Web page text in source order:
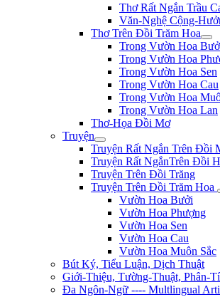
Thơ Rất Ngắn Trầu
Văn-Nghệ Cộng-
Thơ Trên Đồi Trăm Hoa
Trong Vườn Hoa
Trong Vườn Hoa
Trong Vườn Hoa Sen
Trong Vườn Hoa Cau
Trong Vườn Hoa
Trong Vườn Hoa Lan
Thơ-Họa Đồi Mơ
Truyện
Truyện Rất Ngắn Trên Đồi
Truyện Rất NgắnTrên Đồi
Truyện Trên Đồi Trăng
Truyện Trên Đồi Trăm Hoa
Vườn Hoa Bưởi
Vườn Hoa Phượng
Vườn Hoa Sen
Vườn Hoa Cau
Vườn Hoa Muôn Sắc
Bút Ký, Tiểu Luận, Dịch Thuật
Giới-Thiệu, Tường-Thuật, Phân-
Đa Ngôn-Ngữ ---- Multlingual